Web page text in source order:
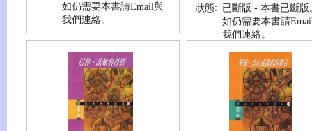
如仍需要本書請Email與
我們連絡。
狀態: 已斷版 - 本書已斷版
如仍需要本書請
我們連絡。